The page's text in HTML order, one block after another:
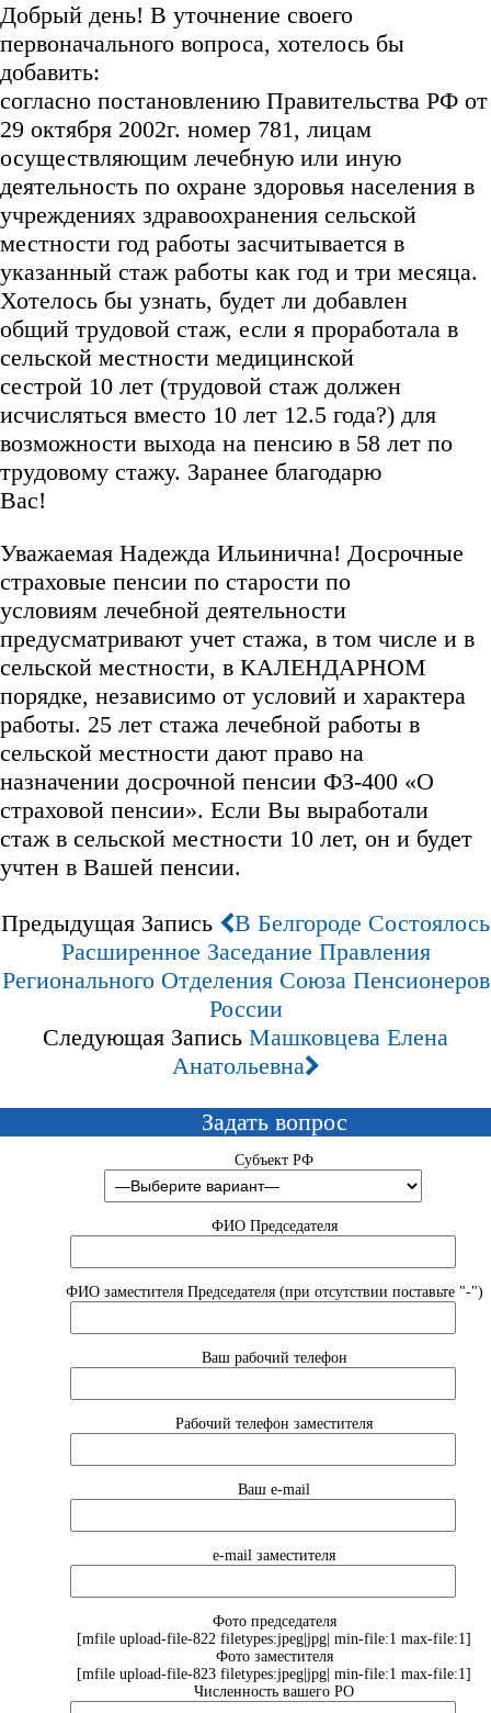
Добрый день! В уточнение своего
первоначального вопроса, хотелось бы
добавить:
согласно постановлению Правительства РФ от
29 октября 2002г. номер 781, лицам
осуществляющим лечебную или иную
деятельность по охране здоровья населения в
учреждениях здравоохранения сельской
местности год работы засчитывается в
указанный стаж работы как год и три месяца.
Хотелось бы узнать, будет ли добавлен
общий трудовой стаж, если я проработала в
сельской местности медицинской
сестрой 10 лет (трудовой стаж должен
исчисляться вместо 10 лет 12.5 года?) для
возможности выхода на пенсию в 58 лет по
трудовому стажу. Заранее благодарю
Вас!
Уважаемая Надежда Ильинична! Досрочные
страховые пенсии по старости по
условиям лечебной деятельности
предусматривают учет стажа, в том числе и в
сельской местности, в КАЛЕНДАРНОМ
порядке, независимо от условий и характера
работы. 25 лет стажа лечебной работы в
сельской местности дают право на
назначении досрочной пенсии ФЗ-400 «О
страховой пенсии». Если Вы выработали
стаж в сельской местности 10 лет, он и будет
учтен в Вашей пенсии.
Предыдущая Запись
В Белгороде Состоялось
Расширенное Заседание Правления
Регионального Отделения Союза Пенсионеров
России
Следующая Запись Машковцева Елена
Анатольевна
Задать вопрос
Субъект РФ
ФИО Председателя
ФИО заместителя Председателя (при отсутствии поставьте "-")
Ваш рабочий телефон
Рабочий телефон заместителя
Ваш e-mail
e-mail заместителя
Фото председателя
[mfile upload-file-822 filetypes:jpeg|jpg| min-file:1 max-file:1]
Фото заместителя
[mfile upload-file-823 filetypes:jpeg|jpg| min-file:1 max-file:1]
Численность вашего РО